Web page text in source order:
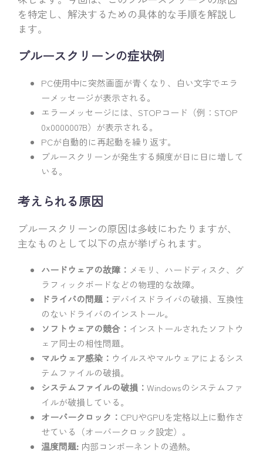
を特定し、解決するための具体的な手順を解説し
ます。
ブルースクリーンの症状例
PC使用中に突然画面が青くなり、白い文字でエラ
ーメッセージが表示される。
エラーメッセージには、STOPコード（例：STOP
0x0000007B）が表示される。
PCが自動的に再起動を繰り返す。
ブルースクリーンが発生する頻度が日に日に増して
いる。
考えられる原因
ブルースクリーンの原因は多岐にわたりますが、
主なものとして以下の点が挙げられます。
ハードウェアの故障： メモリ、ハードディスク、グ
ラフィックボードなどの物理的な故障。
ドライバの問題： デバイスドライバの破損、互換性
のないドライバのインストール。
ソフトウェアの競合： インストールされたソフトウ
ェア同士の相性問題。
マルウェア感染： ウイルスやマルウェアによるシス
テムファイルの破損。
システムファイルの破損： Windowsのシステムファ
イルが破損している。
オーバークロック： CPUやGPUを定格以上に動作さ
せている（オーバークロック設定）。
温度問題: 内部コンポーネントの過熱。